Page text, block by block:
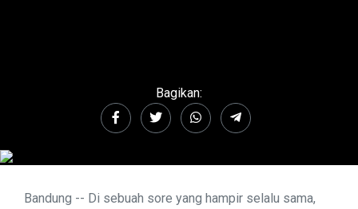
Bagikan:
Bandung -- Di sebuah sore yang hampir selalu sama,